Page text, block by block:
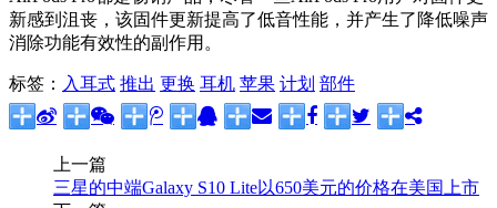
新感到沮丧，该固件更新提高了低音性能，并产生了降低噪声
消除功能有效性的副作用。
标签： 入耳式 推出 更换 耳机 苹果 计划 部件
上一篇
三星的中端Galaxy S10 Lite以650美元的价格在美国上市